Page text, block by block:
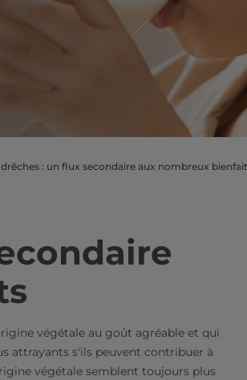
drêches : un flux secondaire aux nombreux
végétale au goût agréable et qui
attrayants s'ils peuvent contribuer à
végétale semblent toujours plus